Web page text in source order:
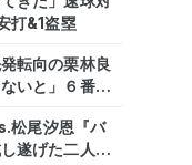
打&1盗塁
転向の栗林良
いと」６番手
松尾汐恩『バ
遂げた二人